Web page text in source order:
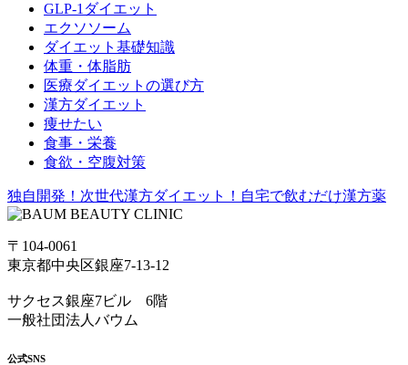
GLP-1ダイエット
エクソソーム
ダイエット基礎知識
体重・体脂肪
医療ダイエットの選び方
漢方ダイエット
痩せたい
食事・栄養
食欲・空腹対策
独自開発！次世代漢方ダイエット！ 自宅で飲むだけ漢方薬
〒104-0061
東京都中央区銀座7-13-12
サクセス銀座7ビル 6階
一般社団法人バウム
公式SNS